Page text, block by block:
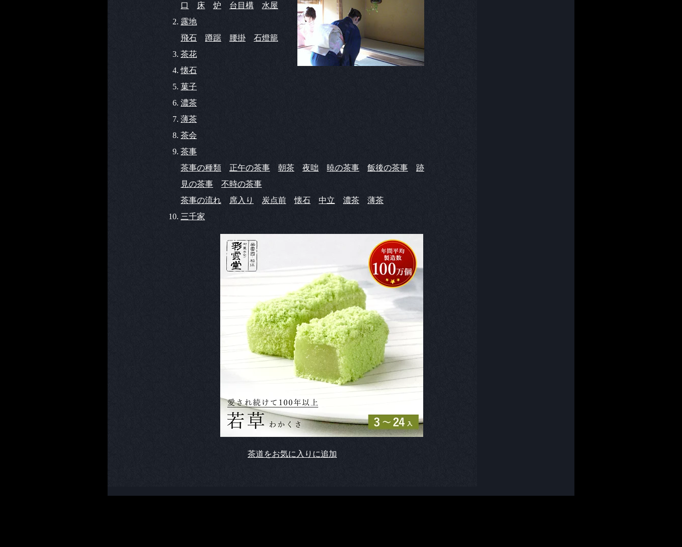
口
床 炉 台目構
水屋
露地
飛石
蹲踞 腰掛
石燈籠
茶花
懐石
菓子
濃茶
薄茶
茶会
茶事
茶事の種類
正午の茶事 朝茶 夜咄 暁の茶事 飯後の茶事
跡
見の茶事
不時の茶事
茶事の流れ
席入り 炭点前 懐石 中立 濃茶
薄茶
三千家
茶道をお気に入りに追加